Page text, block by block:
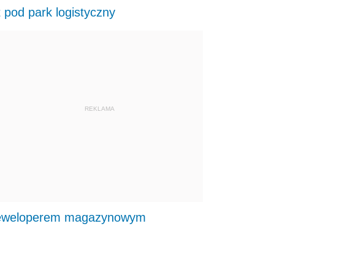
park logistyczny
REKLAMA
magazynowym